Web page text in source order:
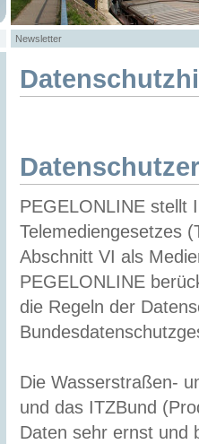
Newsletter
PEGELONLINE stellt
Telemediengesetzes
Abschnitt VI als
PEGELONLINE
die Regeln der
Die Wasserstraßen-
und das ITZBund
Daten sehr ernst und